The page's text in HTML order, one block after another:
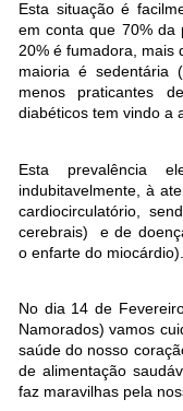
Esta situação é
em conta que 70% da
20% é fumadora,
maioria é sedentária
menos praticantes
diabéticos tem vindo a
Esta prevalência
indubitavelmente, à
cardiocirculatório,
cerebrais) e de
o enfarte do miocárdio).
No dia 14 de
Namorados) vamos
saúde do nosso
de alimentação
faz maravilhas pela